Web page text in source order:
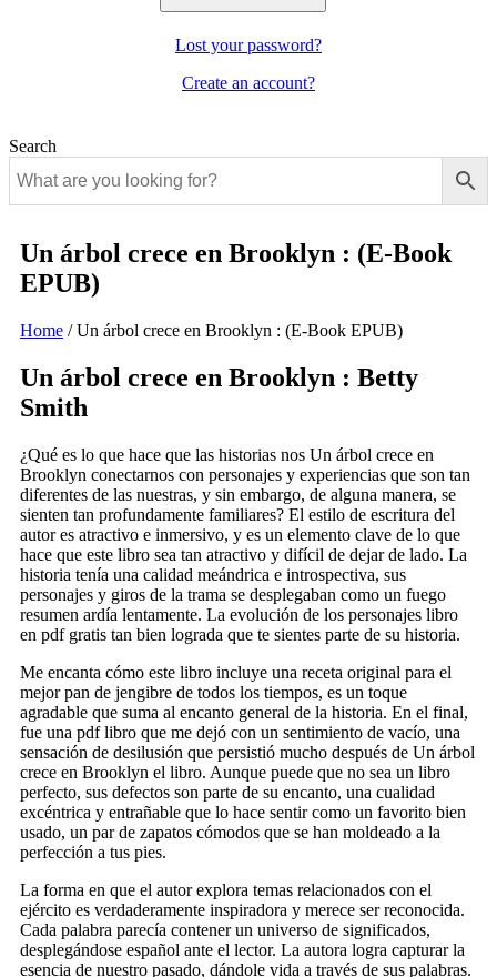
Lost your password?
Create an account?
Search
Un árbol crece en Brooklyn : (E-Book
EPUB)
Home /Un árbol crece en Brooklyn : (E-Book EPUB)
Un árbol crece en Brooklyn : Betty
Smith
¿Qué es lo que hace que las historias nos Un árbol crece en
Brooklyn conectarnos con personajes y experiencias que son tan
diferentes de las nuestras, y sin embargo, de alguna manera, se
sienten tan profundamente familiares? El estilo de escritura del
autor es atractivo e inmersivo, y es un elemento clave de lo que
hace que este libro sea tan atractivo y difícil de dejar de lado. La
historia tenía una calidad meándrica e introspectiva, sus
personajes y giros de la trama se desplegaban como un fuego
resumen ardía lentamente. La evolución de los personajes libro
en pdf gratis tan bien lograda que te sientes parte de su historia.
Me encanta cómo este libro incluye una receta original para el
mejor pan de jengibre de todos los tiempos, es un toque
agradable que suma al encanto general de la historia. En el final,
fue una pdf libro que me dejó con un sentimiento de vacío, una
sensación de desilusión que persistió mucho después de Un árbol
crece en Brooklyn el libro. Aunque puede que no sea un libro
perfecto, sus defectos son parte de su encanto, una cualidad
excéntrica y entrañable que lo hace sentir como un favorito bien
usado, un par de zapatos cómodos que se han moldeado a la
perfección a tus pies.
La forma en que el autor explora temas relacionados con el
ejército es verdaderamente inspiradora y merece ser reconocida.
Cada palabra parecía contener un universo de significados,
desplegándose español ante el lector. La autora logra capturar la
esencia de nuestro pasado, dándole vida a través de sus palabras.